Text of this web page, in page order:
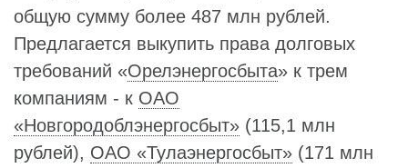
общую сумму более 487 млн рублей.
Предлагается выкупить права долговых
требований «Орелэнергосбыта» к трем
компаниям - к ОАО
«Новгородоблэнергосбыт» (115,1 млн
рублей), ОАО «Тулаэнергосбыт» (171 млн